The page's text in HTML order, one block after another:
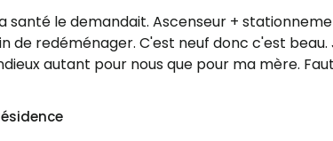
santé le demandait. Ascenseur +
de redéménager. C'est neuf donc c'est
autant pour nous que pour ma mère.